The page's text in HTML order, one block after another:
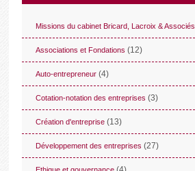
Missions du cabinet Bricard, Lacroix & Associés
Associations et Fondations (12)
Auto-entrepreneur (4)
Cotation-notation des entreprises (3)
Création d'entreprise (13)
Développement des entreprises (27)